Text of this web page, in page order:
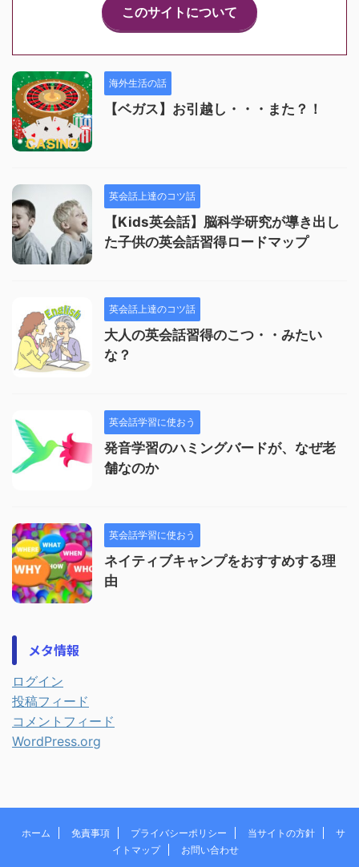
このサイトについて
海外生活の話
【ベガス】お引越し・・・また？！
英会話上達のコツ話
【Kids英会話】脳科学研究が導き出し
た子供の英会話習得ロードマップ
英会話上達のコツ話
大人の英会話習得のこつ・・みたい
な？
英会話学習に使おう
発音学習のハミングバードが、なぜ老
舗なのか
英会話学習に使おう
ネイティブキャンプをおすすめする理
由
メタ情報
ログイン
投稿フィード
コメントフィード
WordPress.org
ホーム 免責事項 プライバシーポリシー 当サイトの方針
サ
イトマップ
お問い合わせ